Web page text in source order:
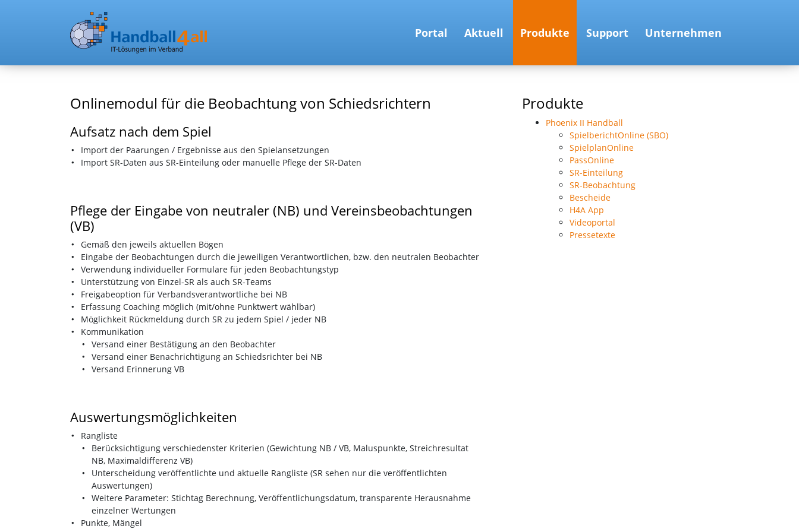
Portal Aktuell Produkte Support Unternehmen
Onlinemodul für die Beobachtung von Schiedsrichtern
Aufsatz nach dem Spiel
Import der Paarungen / Ergebnisse aus den Spielansetzungen
Import SR-Daten aus SR-Einteilung oder manuelle Pflege der SR-Daten
Pflege der Eingabe von neutraler (NB) und Vereinsbeobachtungen
(VB)
Gemäß den jeweils aktuellen Bögen
Eingabe der Beobachtungen durch die jeweiligen Verantwortlichen, bzw. den neutralen Beobachter
Verwendung individueller Formulare für jeden Beobachtungstyp
Unterstützung von Einzel-SR als auch SR-Teams
Freigabeoption für Verbandsverantwortliche bei NB
Erfassung Coaching möglich (mit/ohne Punktwert wählbar)
Möglichkeit Rückmeldung durch SR zu jedem Spiel / jeder NB
Kommunikation
Versand einer Bestätigung an den Beobachter
Versand einer Benachrichtigung an Schiedsrichter bei NB
Versand Erinnerung VB
Auswertungsmöglichkeiten
Rangliste
Berücksichtigung verschiedenster Kriterien (Gewichtung NB / VB, Maluspunkte, Streichresultat
NB, Maximaldifferenz VB)
Unterscheidung veröffentlichte und aktuelle Rangliste (SR sehen nur die veröffentlichten
Auswertungen)
Weitere Parameter: Stichtag Berechnung, Veröffentlichungsdatum, transparente Herausnahme
einzelner Wertungen
Punkte, Mängel
Produkte
Phoenix II Handball
SpielberichtOnline (SBO)
SpielplanOnline
PassOnline
SR-Einteilung
SR-Beobachtung
Bescheide
H4A App
Videoportal
Pressetexte